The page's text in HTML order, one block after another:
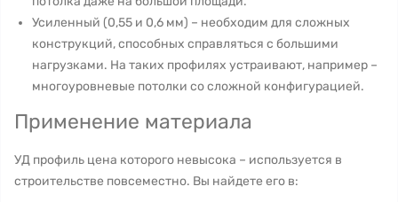
Усиленный (0,55 и 0,6 мм) – необходим для сложных
конструкций, способных справляться с большими
нагрузками. На таких профилях устраивают, например –
многоуровневые потолки со сложной конфигурацией.
Применение материала
УД профиль цена которого невысока – используется в
строительстве повсеместно. Вы найдете его в: